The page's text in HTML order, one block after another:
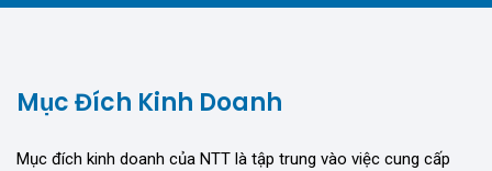
Mục Đích Kinh Doanh
Mục đích kinh doanh của NTT là tập trung vào việc cung cấp